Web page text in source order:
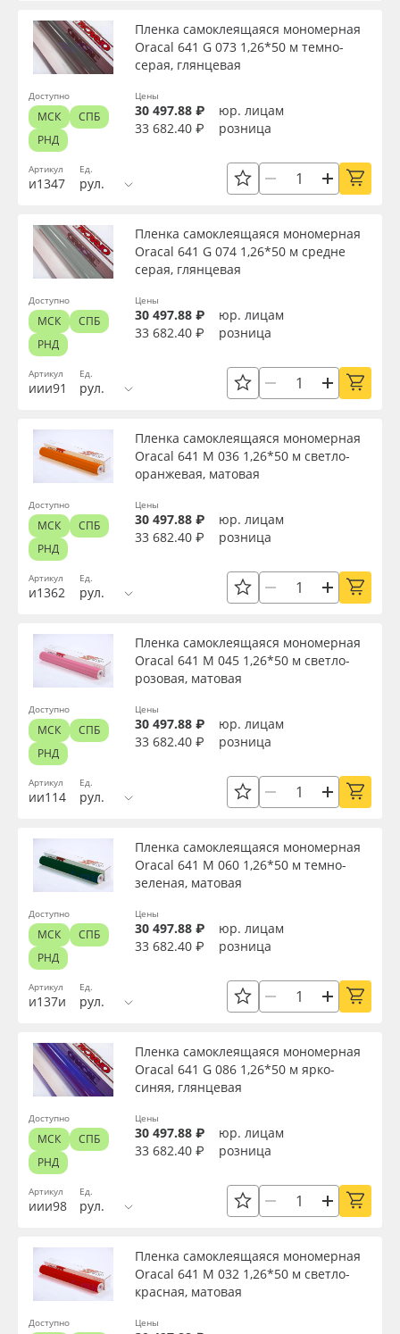
Избранное
8 800 550 7888
Москва
Упаковочные материалы
Оборудование и инструмент
Новинки ассортимента
Плёнка монтажная Oratape
ПЭТ листовой
ПЭТ бэклит
Вспененный ПВХ
Баннер
Заготовки для сувениров
Материал
Клей
Цвет клея
Текстура
Срок эксплуатации, лет
Упаковка
Производитель
Торговая марка
Серия
Назначение
Доступность
Сбросить фильтр
Артикул
и1347
Пленка самоклеящаяся мономерная
Oracal 641 G 073 1,26*50 м темно-
серая, глянцевая
Ед.
рул.
Цены
30 497.88 ₽
юр. лицам
33 682.40 ₽
розница
Доступно
МСК
СПБ
РНД
Артикул
иии91
Пленка самоклеящаяся мономерная
Oracal 641 G 074 1,26*50 м средне
серая, глянцевая
Ед.
рул.
Цены
30 497.88 ₽
юр. лицам
33 682.40 ₽
розница
Доступно
МСК
СПБ
РНД
Артикул
и1362
Пленка самоклеящаяся мономерная
Oracal 641 M 036 1,26*50 м светло-
оранжевая, матовая
Ед.
рул.
Цены
30 497.88 ₽
юр. лицам
33 682.40 ₽
розница
Доступно
МСК
СПБ
РНД
Артикул
ии114
Пленка самоклеящаяся мономерная
Oracal 641 M 045 1,26*50 м светло-
розовая, матовая
Ед.
рул.
Цены
30 497.88 ₽
юр. лицам
33 682.40 ₽
розница
Доступно
МСК
СПБ
РНД
Артикул
и137и
Пленка самоклеящаяся мономерная
Oracal 641 M 060 1,26*50 м темно-
зеленая, матовая
Ед.
рул.
Цены
30 497.88 ₽
юр. лицам
33 682.40 ₽
розница
Доступно
МСК
СПБ
РНД
Артикул
иии98
Пленка самоклеящаяся мономерная
Oracal 641 G 086 1,26*50 м ярко-
синяя, глянцевая
Ед.
рул.
Цены
30 497.88 ₽
юр. лицам
33 682.40 ₽
розница
Доступно
МСК
СПБ
РНД
Пленка самоклеящаяся мономерная
Oracal 641 M 032 1,26*50 м светло-
красная, матовая
Цены
Доступно